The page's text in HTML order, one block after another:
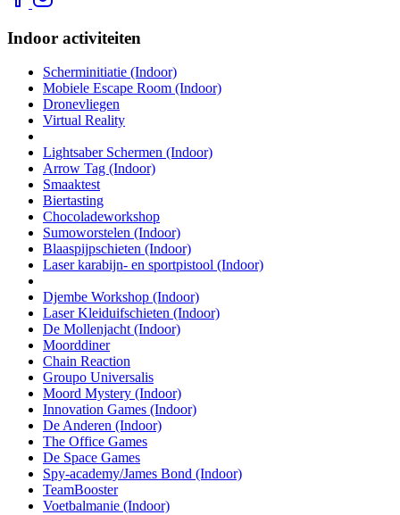
Indoor activiteiten
Scherminitiatie (Indoor)
Mobiele Escape Room (Indoor)
Dronevliegen
Virtual Reality
Lightsaber Schermen (Indoor)
Arrow Tag (Indoor)
Smaaktest
Biertasting
Chocoladeworkshop
Sumoworstelen (Indoor)
Blaaspijpschieten (Indoor)
Laser karabijn- en sportpistool (Indoor)
Djembe Workshop (Indoor)
Laser Kleiduifschieten (Indoor)
De Mollenjacht (Indoor)
Moorddiner
Chain Reaction
Groupo Universalis
Moord Mystery (Indoor)
Innovation Games (Indoor)
De Anderen (Indoor)
The Office Games
De Space Games
Spy-academy/James Bond (Indoor)
TeamBooster
Voetbalmanie (Indoor)